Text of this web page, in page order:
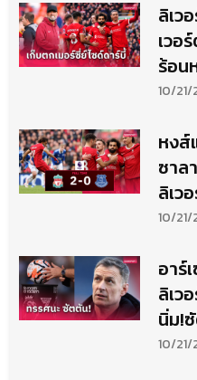
ลิเว
เวอ
ร้อน
ฝูง(ชั่
10/
หงส์
ซาล
ลิเว
เวอ
10/
อาร์
ลิเว
นิ่ม!
สันฟั
10/